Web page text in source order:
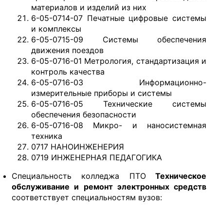
материалов и изделий из них
6-05-0714-07 Печатные цифровые системы
и комплексы
6-05-0715-09 Системы обеспечения
движения поездов
6-05-0716-01 Метрология, стандартизация и
контроль качества
6-05-0716-03 Информационно-
измерительные приборы и системы
6-05-0716-05 Технические системы
обеспечения безопасности
6-05-0716-08 Микро- и наносистемная
техника
0717 НАНОИНЖЕНЕРИЯ
0719 ИНЖЕНЕРНАЯ ПЕДАГОГИКА
Специальность колледжа ПТОТехническое
обслуживание и ремонт электронных средств
соответствует специальностям вузов: